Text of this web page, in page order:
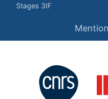
Stages 3IF